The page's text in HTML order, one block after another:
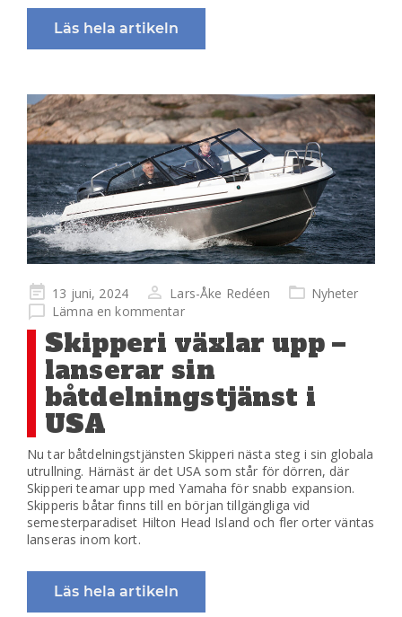
Läs hela artikeln
Publicerad
på
13 juni, 2024 Lars-Åke Redéen
Nyheter
Lämna en kommentar
Skipperi växlar upp –
lanserar sin
båtdelningstjänst i
USA
Nu tar båtdelningstjänsten Skipperi nästa steg i sin globala
utrullning. Härnäst är det USA som står för dörren, där
Skipperi teamar upp med Yamaha för snabb expansion.
Skipperis båtar finns till en början tillgängliga vid
semesterparadiset Hilton Head Island och fler orter väntas
lanseras inom kort.
Läs hela artikeln